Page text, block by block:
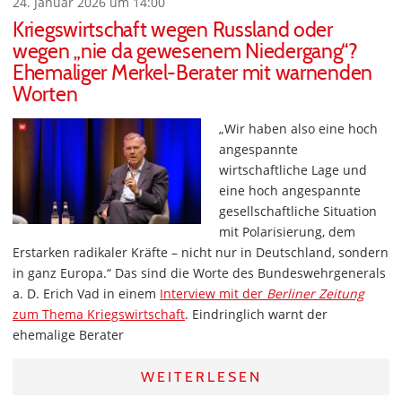
Kriegswirtschaft wegen Russland oder
wegen „nie da gewesenem Niedergang“?
Ehemaliger Merkel-Berater mit warnenden
Worten
„Wir haben also eine hoch
angespannte
wirtschaftliche Lage und
eine hoch angespannte
gesellschaftliche Situation
mit Polarisierung, dem
Erstarken radikaler Kräfte – nicht nur in Deutschland, sondern
in ganz Europa.“ Das sind die Worte des Bundeswehrgenerals
a. D. Erich Vad in einem Interview mit der Berliner Zeitung
zum Thema Kriegswirtschaft. Eindringlich warnt der
ehemalige Berater
WEITERLESEN